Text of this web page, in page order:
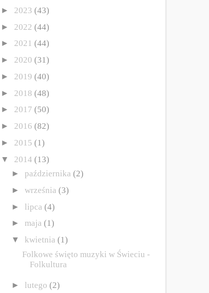
► 2023(43)
► 2022(44)
► 2021(44)
► 2020(31)
► 2019(40)
► 2018(48)
► 2017(50)
► 2016(82)
► 2015(1)
▼ 2014(13)
► października (2)
► września (3)
► lipca (4)
► maja (1)
▼ kwietnia (1)
Folkowe święto muzyki w Świeciu -
Folkultura
► lutego (2)